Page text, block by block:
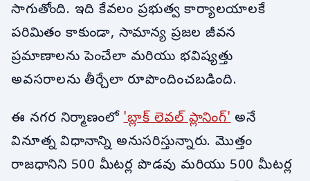
సాగుతోంది. ఇది కేవలం ప్రభుత్వ కార్యాలయాలకే
పరిమితం కాకుండా, సామాన్య ప్రజల జీవన
ప్రమాణాలను పెంచేలా మరియు భవిష్యత్తు
అవసరాలను తీర్చేలా రూపొందించబడింది.
ఈ నగర నిర్మాణంలో'బ్లాక్ లెవల్ ప్లానింగ్'అనే
వినూత్న విధానాన్ని అనుసరిస్తున్నారు. మొత్తం
రాజధానిని 500 మీటర్ల పొడవు మరియు 500 మీటర్ల